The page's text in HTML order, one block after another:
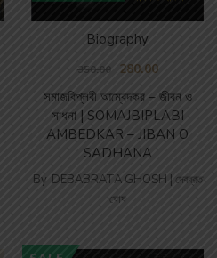
সমাজবিপ্লবী আম্বেদকর – জীবন ও
সাধনা | SOMAJBIPLABI
AMBEDKAR – JIBAN O
SADHANA
Biography
350.00 280.00
By DEBABRATA GHOSH | দেবব্রত
ঘোষ